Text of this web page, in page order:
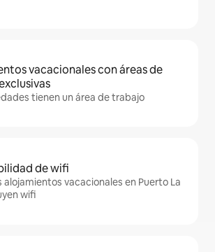
vacacionales con áreas de
tienen un área de trabajo
de wifi
alojamientos vacacionales en Puerto La
wifi